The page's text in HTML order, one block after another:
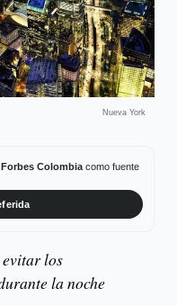
Nueva York
Forbes Colombiacomo fuente
evitar los
la noche